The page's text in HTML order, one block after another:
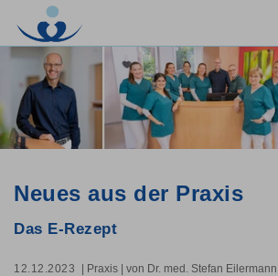
Neues aus der Praxis
Das E-Rezept
12.12.2023 | Praxis | von Dr. med. Stefan Eilermann